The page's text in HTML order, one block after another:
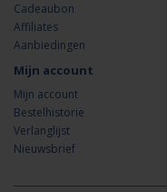
Cadeaubon
Affiliates
Aanbiedingen
Mijn account
Mijn account
Bestelhistorie
Verlanglijst
Nieuwsbrief